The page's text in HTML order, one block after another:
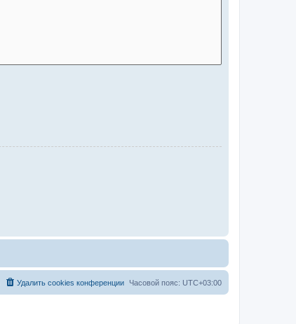
Часовой пояс: UTC+03:00
Удалить cookies конференции